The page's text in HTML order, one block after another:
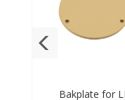
Bakplate for